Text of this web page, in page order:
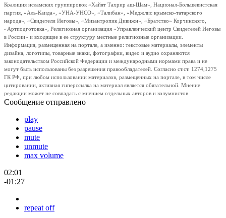
Коалиция исламских группировок «Хайят Тахрир аш-Шам», Национал-Большевистская
партия, «Аль-Каида», «УНА-УНСО», «Талибан», «Меджлис крымско-татарского
народа», «Свидетели Иеговы», «Мизантропик Дивижн», «Братство» Корчинского,
«Артподготовка», Религиозная организация «Управленческий центр Свидетелей Иеговы
в России» и входящие в ее структуру местные религиозные организации.
Информация, размещенная на портале, а именно: текстовые материалы, элементы
дизайна, логотипы, товарные знаки, фотографии, видео и аудио охраняются
законодательством Российской Федерации и международными нормами права и не
могут быть использованы без разрешения правообладателей. Согласно ст.ст. 1274,1275
ГК РФ, при любом использовании материалов, размещенных на портале, в том числе
цитировании, активная гиперссылка на материал является обязательной. Мнение
редакции может не совпадать с мнением отдельных авторов и колумнистов.
Сообщение отправлено
play
pause
mute
unmute
max volume
02:01
-01:27
repeat off